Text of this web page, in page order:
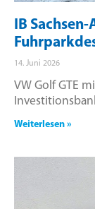
IB
14. Juni 2026
VW Golf GTE
Weiterlesen »